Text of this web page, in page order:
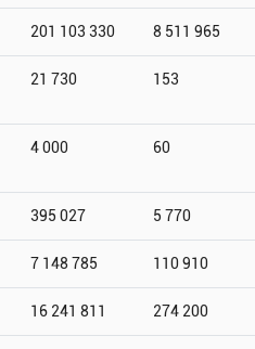
201 103 330 8 511 965
21 730 153
4 000 60
395 027 5 770
7 148 785 110 910
16 241 811 274 200